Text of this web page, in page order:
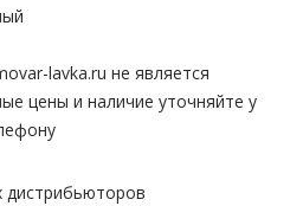
lavka.ru не является
цены и наличие уточняйте у
дистрибьюторов